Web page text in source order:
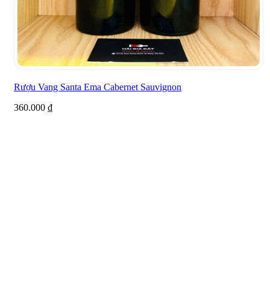
Rượu Vang Santa Ema Cabernet Sauvignon
360.000 ₫